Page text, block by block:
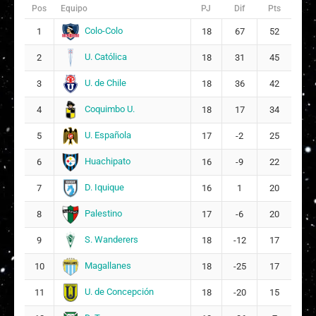
14 F Florencia Susana Belmar Rivera
5 A Anita María González Herrera 9
Y Yerezim Diana Jiménez Hidalgo
22
F Francisca Belén Latorre Araya
6
Suplentes
C Carolina Macarena Maturana Castillo
D
22
Titulares
Pos Equipo PJ Dif Pts
1 Colo-Colo 18 67 52
2 U. Católica 18 31 45
3 U. de Chile 18 36 42
4 Coquimbo U. 18 17 34
5 U. Española 17 -2 25
6 Huachipato 16 -9 22
7 D. Iquique 16 1 20
8 Palestino 17 -6 20
9 S. Wanderers 18 -12 17
10 Magallanes 18 -25 17
11 U. de Concepción 18 -20 15